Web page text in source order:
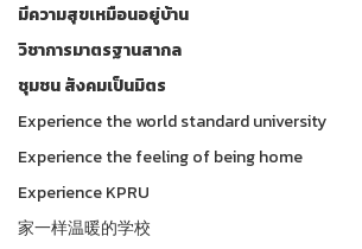
มีความสุขเหมือนอยู่บ้าน
วิชาการมาตรฐานสากล
ชุมชน สังคมเป็นมิตร
Experience the world standard university
Experience the feeling of being home
Experience KPRU
家一样温暖的学校